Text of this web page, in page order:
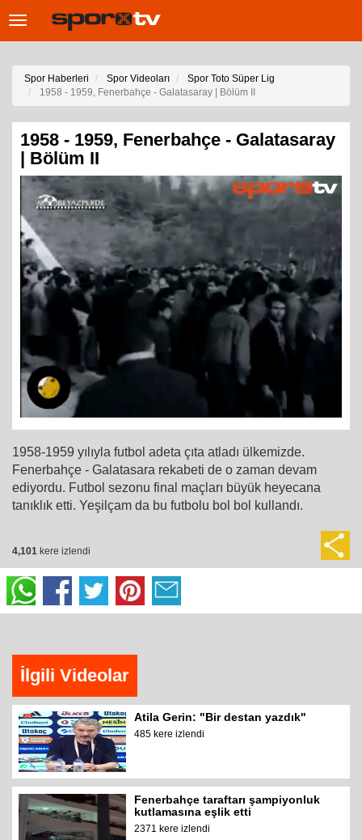
Toggle
Spor Haberleri Spor Videoları
Spor Toto Süper Lig
1958 - 1959, Fenerbahçe - Galatasaray | Bölüm II
1958 - 1959, Fenerbahçe - Galatasaray
| Bölüm II
1958-1959 yılıyla futbol adeta çıta atladı ülkemizde.
Fenerbahçe - Galatasara rekabeti de o zaman devam
ediyordu. Futbol sezonu final maçları büyük heyecana
tanıklık etti. Yeşilçam da bu futbolu bol bol kullandı.
4,101 kere izlendi
İlgili Videolar
Atila Gerin: "Bir destan yazdık"
485 kere izlendi
Fenerbahçe taraftarı şampiyonluk
kutlamasına eşlik etti
2371 kere izlendi